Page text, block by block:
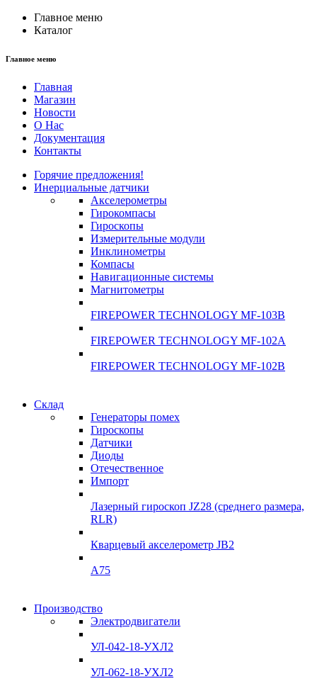
Главное меню
Каталог
Главное меню
Главная
Магазин
Новости
О Нас
Документация
Контакты
Горячие предложения!
Инерциальные датчики
Акселерометры
Гирокомпасы
Гироскопы
Измерительные модули
Инклинометры
Компасы
Навигационные системы
Магнитометры
FIREPOWER TECHNOLOGY MF-103B
FIREPOWER TECHNOLOGY MF-102A
FIREPOWER TECHNOLOGY MF-102B
Инклинометры
Подробнее
Инклинометры
подробнее
Склад
Генераторы помех
Гироскопы
Датчики
Диоды
Отечественное
Импорт
Лазерный гироскоп JZ28 (среднего размера,
RLR)
Кварцевый акселерометр JB2
A75
Склад
Подробнее
Гироскопы
Производство
Электродвигатели
УЛ-042-18-УХЛ2
УЛ-062-18-УХЛ2